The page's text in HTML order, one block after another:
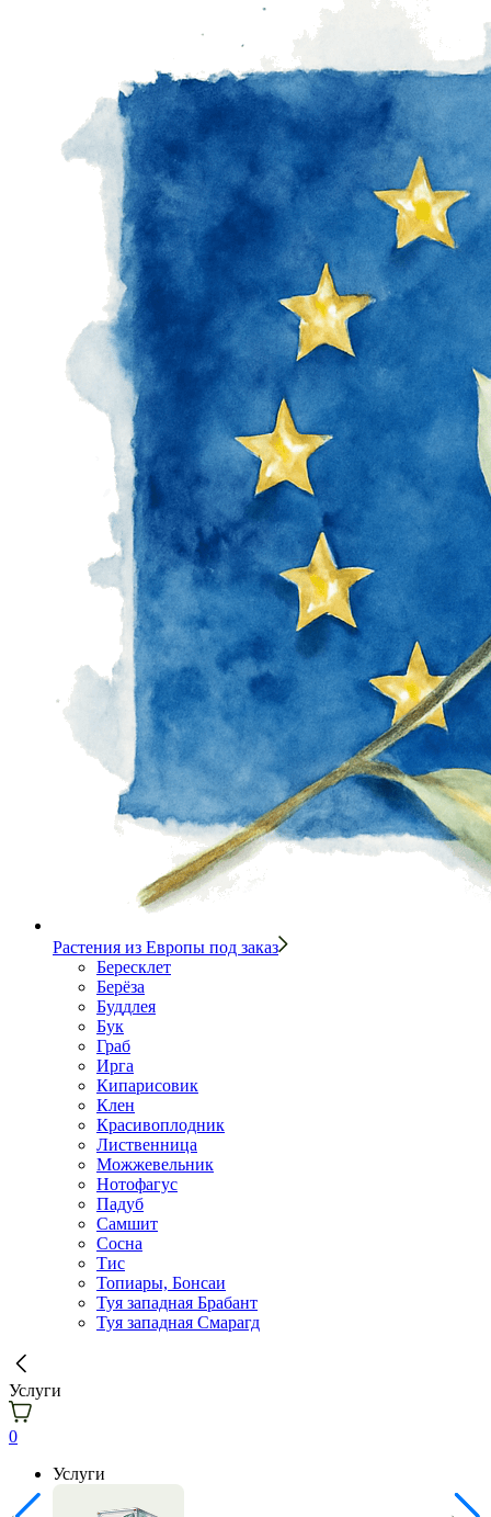
Растения из Европы под заказ
Бересклет
Берёза
Буддлея
Бук
Граб
Ирга
Кипарисовик
Клен
Красивоплодник
Лиственница
Можжевельник
Нотофагус
Падуб
Самшит
Сосна
Тис
Топиары, Бонсаи
Туя западная Брабант
Туя западная Смарагд
Услуги
0
Услуги